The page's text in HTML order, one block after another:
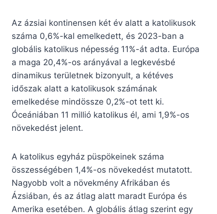
Az ázsiai kontinensen két év alatt a katolikusok
száma 0,6%-kal emelkedett, és 2023-ban a
globális katolikus népesség 11%-át adta. Európa
a maga 20,4%-os arányával a legkevésbé
dinamikus területnek bizonyult, a kétéves
időszak alatt a katolikusok számának
emelkedése mindössze 0,2%-ot tett ki.
Óceániában 11 millió katolikus él, ami 1,9%-os
növekedést jelent.
A katolikus egyház püspökeinek száma
összességében 1,4%-os növekedést mutatott.
Nagyobb volt a növekmény Afrikában és
Ázsiában, és az átlag alatt maradt Európa és
Amerika esetében. A globális átlag szerint egy